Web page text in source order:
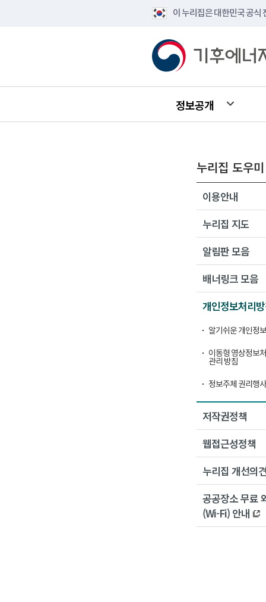
이 누리집은 대한민국 공식
정보공개
누리집 도우미
이용안내
누리집 지도
알림판 모음
배너링크 모음
개인정보처리
알기쉬운 개인정
이동형 영상정보
관리 방침
정보주체 권리행
저작권정책
웹접근성정책
누리집 개선의
공공장소 무료
(Wi-Fi) 안내